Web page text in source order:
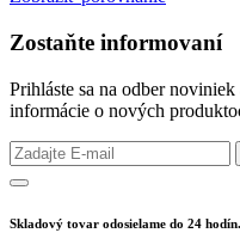
Zostaňte informovaní
Prihláste sa na odber
informácie o nových
Skladový tovar odosielame do 24 hodín.